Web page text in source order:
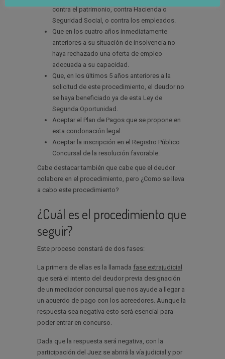
contra el patrimonio, contra Hacienda o
Seguridad Social, o contra los empleados.
Que en los cuatro años inmediatamente
anteriores a su situación de insolvencia no
haya rechazado una oferta de empleo
adecuada a su capacidad.
Que, en los últimos 5 años anteriores a la
solicitud de este procedimiento, el deudor no
se haya beneficiado ya de esta Ley de
Segunda Oportunidad.
Aceptar el Plan de Pagos que se propone en
esta condonación legal.
Aceptar la inscripción en el Registro Público
Concursal de la resolución favorable.
Cabe destacar también que cabe que el deudor
colabore en el procedimiento, pero ¿Como se lleva
a cabo este procedimiento?
¿Cuál es el procedimiento que
seguir?
Este proceso constará de dos fases:
La primera de ellas es la llamada fase extrajudicial
que será el intento del deudor previa designación
de un mediador concursal que nos ayude a llegar a
un acuerdo de pago con los acreedores. Aunque la
respuesta sea negativa esto será esencial para
poder entrar en concurso.
Dada que la respuesta será negativa, con la
participación del Juez se abrirá la vía judicial y por